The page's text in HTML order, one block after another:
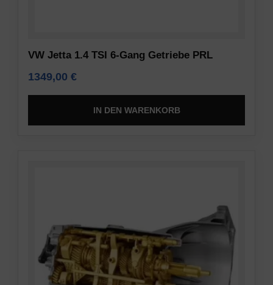
VW Jetta 1.4 TSI 6-Gang Getriebe PRL
1349,00 €
IN DEN WARENKORB